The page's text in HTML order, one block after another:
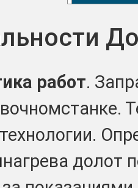
работ.
долот